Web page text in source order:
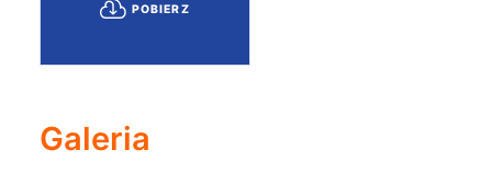
POBIERZ
Galeria